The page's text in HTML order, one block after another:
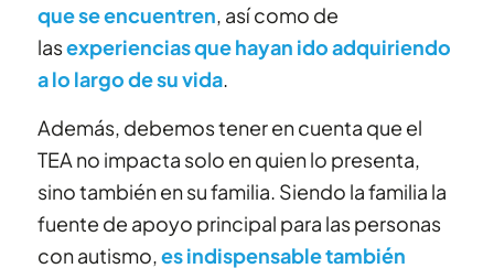
que se encuentren, así como de
lasexperiencias que hayan ido adquiriendo
a lo largo de su vida.
Además, debemos tener en cuenta que el
TEA no impacta solo en quien lo presenta,
sino también en su familia. Siendo la familia la
fuente de apoyo principal para las personas
con autismo,es indispensable también